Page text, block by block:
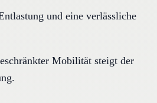
und eine verlässliche
Mobilität steigt der